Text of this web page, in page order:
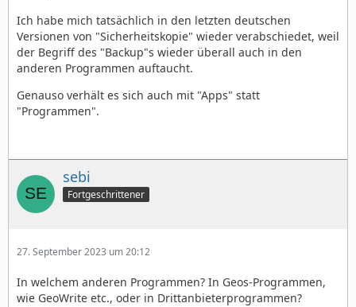
Ich habe mich tatsächlich in den letzten deutschen
Versionen von "Sicherheitskopie" wieder verabschiedet, weil
der Begriff des "Backup"s wieder überall auch in den
anderen Programmen auftaucht.
Genauso verhält es sich auch mit "Apps" statt
"Programmen".
sebi
Fortgeschrittener
27. September 2023 um 20:12
In welchem anderen Programmen? In Geos-Programmen,
wie GeoWrite etc., oder in Drittanbieterprogrammen?